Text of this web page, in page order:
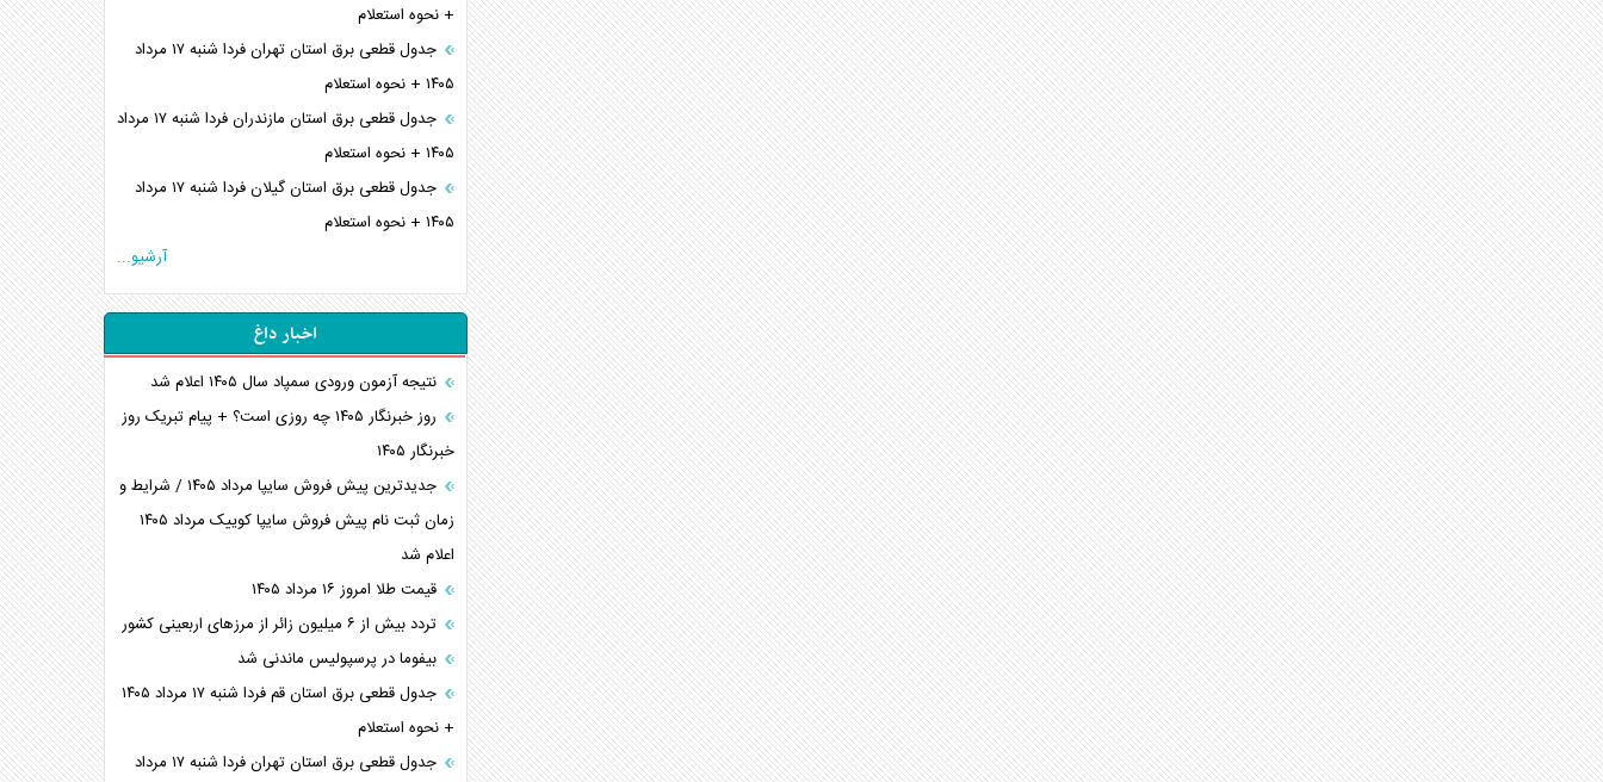
+ نحوه استعلام
جدول قطعی برق استان تهران فردا شنبه ۱۷ مرداد
۱۴۰۵ + نحوه استعلام
جدول قطعی برق استان مازندران فردا شنبه ۱۷ مرداد
۱۴۰۵ + نحوه استعلام
جدول قطعی برق استان گیلان فردا شنبه ۱۷ مرداد
۱۴۰۵ + نحوه استعلام
آرشیو...
اخبار داغ
نتیجه آزمون ورودی سمپاد سال ۱۴۰۵ اعلام شد
روز خبرنگار ۱۴۰۵ چه روزی است؟ + پیام تبریک روز
خبرنگار ۱۴۰۵
جدیدترین پیش فروش سایپا مرداد ۱۴۰۵ / شرایط و
زمان ثبت نام پیش فروش سایپا کوییک مرداد ۱۴۰۵
اعلام شد
قیمت طلا امروز ۱۶ مرداد ۱۴۰۵
تردد بیش از ۶ میلیون زائر از مرزهای اربعینی کشور
بیفوما در پرسپولیس ماندنی شد
جدول قطعی برق استان قم فردا شنبه ۱۷ مرداد ۱۴۰۵
+ نحوه استعلام
جدول قطعی برق استان تهران فردا شنبه ۱۷ مرداد